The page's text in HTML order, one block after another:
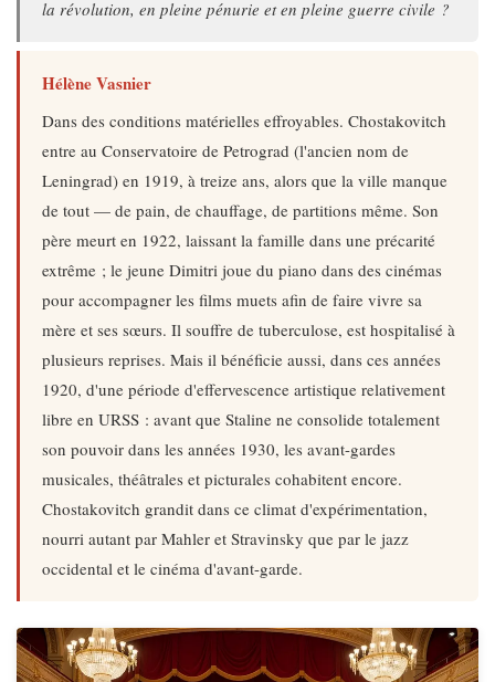
la révolution, en pleine pénurie et en pleine guerre civile ?
Hélène Vasnier
Dans des conditions matérielles effroyables. Chostakovitch
entre au Conservatoire de Petrograd (l'ancien nom de
Leningrad) en 1919, à treize ans, alors que la ville manque
de tout — de pain, de chauffage, de partitions même. Son
père meurt en 1922, laissant la famille dans une précarité
extrême ; le jeune Dimitri joue du piano dans des cinémas
pour accompagner les films muets afin de faire vivre sa
mère et ses sœurs. Il souffre de tuberculose, est hospitalisé à
plusieurs reprises. Mais il bénéficie aussi, dans ces années
1920, d'une période d'effervescence artistique relativement
libre en URSS : avant que Staline ne consolide totalement
son pouvoir dans les années 1930, les avant-gardes
musicales, théâtrales et picturales cohabitent encore.
Chostakovitch grandit dans ce climat d'expérimentation,
nourri autant par Mahler et Stravinsky que par le jazz
occidental et le cinéma d'avant-garde.